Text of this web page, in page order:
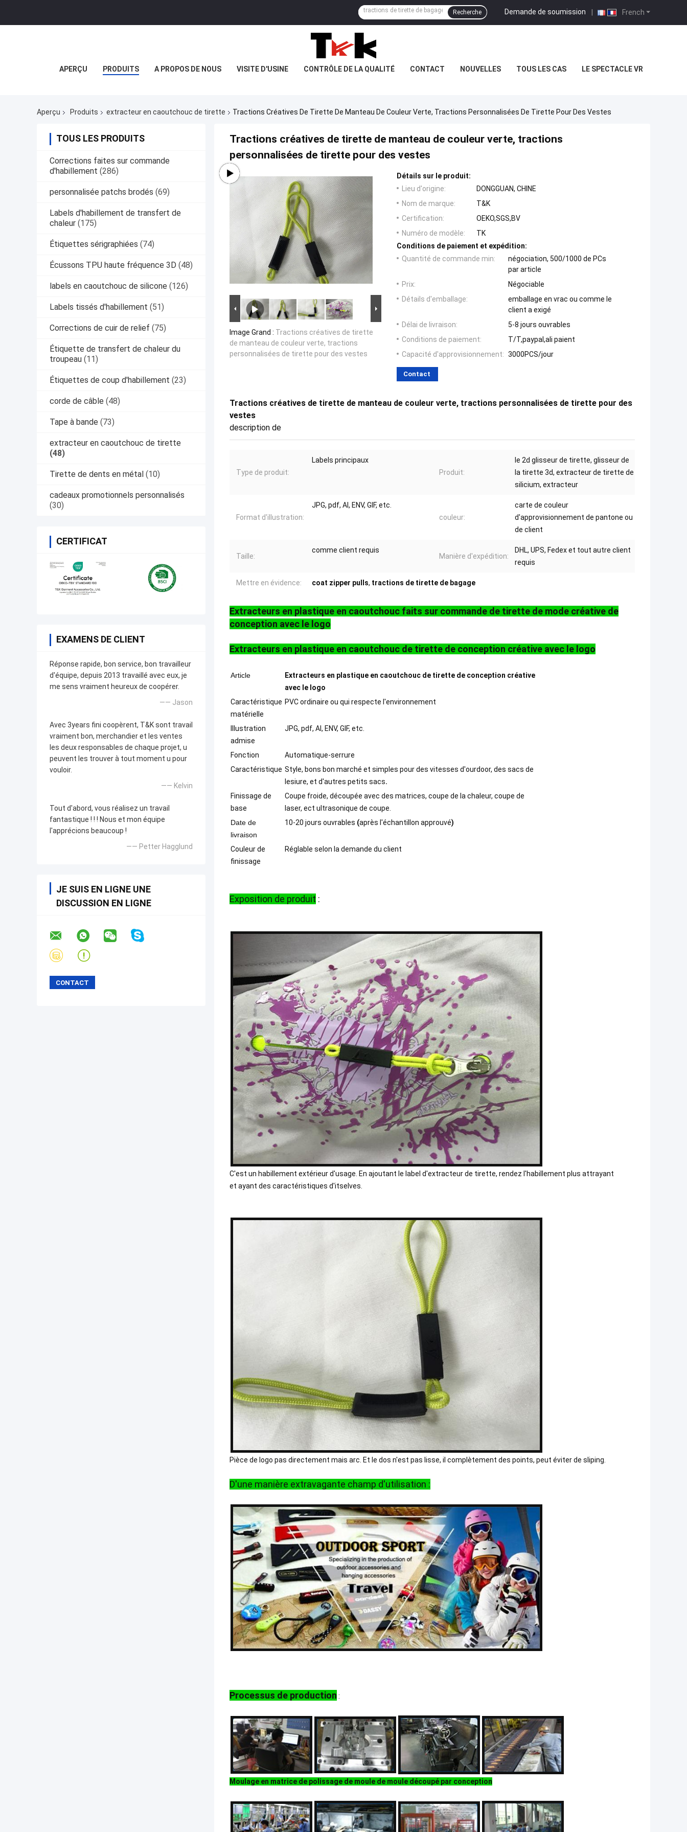
French
Demande de soumission |
Recherche
APERÇU PRODUITS A PROPOS DE NOUS VISITE D'USINE CONTRÔLE DE LA QUALITÉ CONTACT NOUVELLES TOUS LES CAS LE SPECTACLE VR
Aperçu Produits extracteur en caoutchouc de tirette Tractions Créatives De Tirette De Manteau De Couleur Verte, Tractions Personnalisées De Tirette Pour Des Vestes
TOUS LES PRODUITS
Corrections faites sur commande
d'habillement (286)
personnalisée patchs brodés (69)
Labels d'habillement de transfert de
chaleur (175)
Étiquettes sérigraphiées (74)
Écussons TPU haute fréquence 3D (48)
labels en caoutchouc de silicone (126)
Labels tissés d'habillement (51)
Corrections de cuir de relief (75)
Étiquette de transfert de chaleur du
troupeau (11)
Étiquettes de coup d'habillement (23)
corde de câble (48)
Tape à bande (73)
extracteur en caoutchouc de tirette
(48)
Tirette de dents en métal (10)
cadeaux promotionnels personnalisés
(30)
CERTIFICAT
EXAMENS DE CLIENT
Réponse rapide, bon service, bon travailleur
d'équipe, depuis 2013 travaillé avec eux, je
me sens vraiment heureux de coopérer.
—— Jason
Avec 3years fini coopèrent, T&K sont travail
vraiment bon, merchandier et les ventes
les deux responsables de chaque projet, u
peuvent les trouver à tout moment u pour
vouloir.
—— Kelvin
Tout d'abord, vous réalisez un travail
fantastique ! ! ! Nous et mon équipe
l'apprécions beaucoup !
—— Petter Hagglund
JE SUIS EN LIGNE UNE
DISCUSSION EN LIGNE
Tractions créatives de tirette de manteau de couleur verte, tractions
personnalisées de tirette pour des vestes
Image Grand : Tractions créatives de tirette
de manteau de couleur verte, tractions
personnalisées de tirette pour des vestes
Détails sur le produit:
Lieu d'origine:
DONGGUAN, CHINE
Nom de marque:
T&K
Certification:
OEKO,SGS,BV
Numéro de modèle:
TK
Conditions de paiement et expédition:
Quantité de commande min:
négociation, 500/1000 de PCs
par article
Prix:
Négociable
Détails d'emballage:
emballage en vrac ou comme le
client a exigé
Délai de livraison:
5-8 jours ouvrables
Conditions de paiement:
T/T,paypal,ali paient
Capacité d'approvisionnement: 3000PCS/jour
Contact
Tractions créatives de tirette de manteau de couleur verte, tractions personnalisées de tirette pour des
vestes
description de
Type de produit:
Labels principaux
Produit:
le 2d glisseur de tirette, glisseur de
la tirette 3d, extracteur de tirette de
silicium, extracteur
Format d'illustration:
JPG, pdf, AI, ENV, GIF, etc.
couleur:
carte de couleur
d'approvisionnement de pantone ou
de client
Taille:
comme client requis
Manière d'expédition:
DHL, UPS, Fedex et tout autre client
requis
Mettre en évidence: coat zipper pulls, tractions de tirette de bagage
Extracteurs en plastique en caoutchouc faits sur commande de tirette de mode créative de
conception avec le logo
Extracteurs en plastique en caoutchouc de tirette de conception créative avec le logo
Article
Extracteurs en plastique en caoutchouc de tirette de conception créative
avec le logo
Caractéristique
matérielle
PVC ordinaire ou qui respecte l'environnement
Illustration
admise
JPG, pdf, AI, ENV, GIF, etc.
Fonction
Automatique-serrure
Caractéristique Style, bons bon marché et simples pour des vitesses d'ourdoor, des sacs de
lesiure, et d'autres petits sacs.
Finissage de
base
Coupe froide, découpée avec des matrices, coupe de la chaleur, coupe de
laser, ect ultrasonique de coupe.
Date de
livraison
10-20 jours ouvrables (après l'échantillon approuvé)
Couleur de
finissage
Réglable selon la demande du client
Exposition de produit :
C'est un habillement extérieur d'usage. En ajoutant le label d'extracteur de tirette, rendez l'habillement plus attrayant
et ayant des caractéristiques d'itselves.
Pièce de logo pas directement mais arc. Et le dos n'est pas lisse, il complètement des points, peut éviter de sliping.
D'une manière extravagante champ d'utilisation :
Processus de production :
Moulage en matrice de polissage de moule de moule découpé par conception